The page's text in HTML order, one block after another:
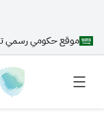
موقع حكومي رسمي